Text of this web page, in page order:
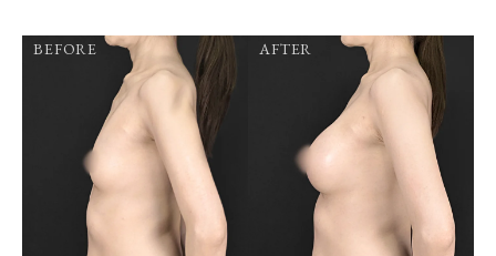
BEFORE AFTER